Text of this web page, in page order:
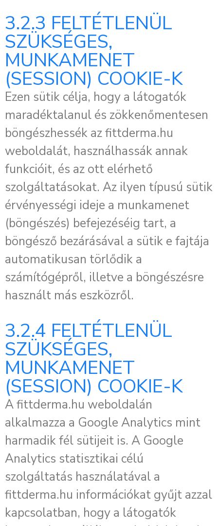
3.2.3 FELTÉTLENÜL
SZÜKSÉGES,
MUNKAMENET
(SESSION) COOKIE-K
Ezen sütik célja, hogy a látogatók
maradéktalanul és zökkenőmentesen
böngészhessék az fittderma.hu
weboldalát, használhassák annak
funkcióit, és az ott elérhető
szolgáltatásokat. Az ilyen típusú sütik
érvényességi ideje a munkamenet
(böngészés) befejezéséig tart, a
böngésző bezárásával a sütik e fajtája
automatikusan törlődik a
számítógépről, illetve a böngészésre
használt más eszközről.
3.2.4 FELTÉTLENÜL
SZÜKSÉGES,
MUNKAMENET
(SESSION) COOKIE-K
A fittderma.hu weboldalán
alkalmazza a Google Analytics mint
harmadik fél sütijeit is. A Google
Analytics statisztikai célú
szolgáltatás használatával a
fittderma.hu információkat gyűjt azzal
kapcsolatban, hogy a látogatók